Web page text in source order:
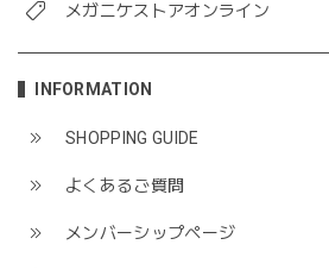
メガニケストアオンライン
INFORMATION
SHOPPING GUIDE
よくあるご質問
メンバーシップページ